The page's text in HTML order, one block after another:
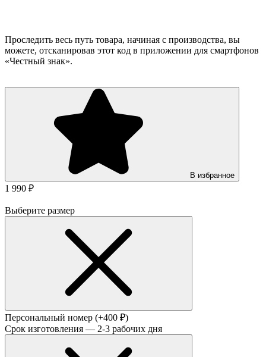
Проследить весь путь товара, начиная с производства, вы
можете, отсканировав этот код в приложении для смартфонов
«Честный знак».
В избранное
1 990 ₽
Выберите размер
Персональный номер (+400 ₽)
Срок изготовления — 2-3 рабочих дня